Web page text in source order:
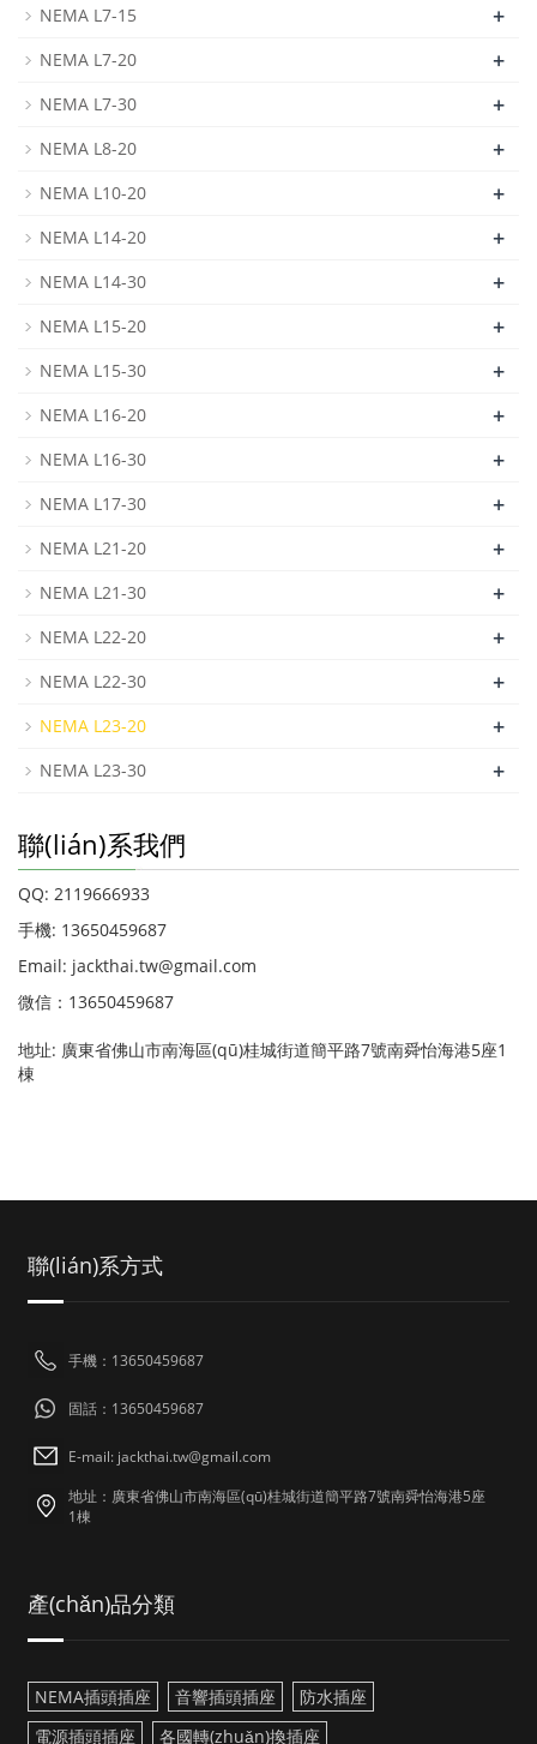
NEMA L7-15 +
NEMA L7-20 +
NEMA L7-30 +
NEMA L8-20 +
NEMA L10-20 +
NEMA L14-20 +
NEMA L14-30 +
NEMA L15-20 +
NEMA L15-30 +
NEMA L16-20 +
NEMA L16-30 +
NEMA L17-30 +
NEMA L21-20 +
NEMA L21-30 +
NEMA L22-20 +
NEMA L22-30 +
NEMA L23-20 +
NEMA L23-30 +
聯(lián)系我們
QQ: 2119666933
手機: 13650459687
Email: jackthai.tw@gmail.com
微信：13650459687
地址: 廣東省佛山市南海區(qū)桂城街道簡平路7號南舜怡海港5座1
棟
聯(lián)系方式
手機：13650459687
固話：13650459687
E-mail: jackthai.tw@gmail.com
地址：廣東省佛山市南海區(qū)桂城街道簡平路7號南舜怡海港5座
1棟
產(chǎn)品分類
NEMA插頭插座 音響插頭插座
防水插座
電源插頭插座
各國轉(zhuǎn)換插座